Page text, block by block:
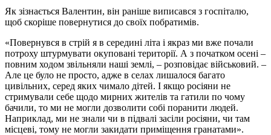
Як зізнається Валентин, він раніше виписався з госпіталю,
щоб скоріше повернутися до своїх побратимів.
«Повернувся в стрій я в середині літа і якраз ми вже почали
потроху штурмувати окуповані території. А з початком осені –
повним ходом звільняли наші землі, – розповідає військовий. –
Але це було не просто, адже в селах лишалося багато
цивільних, серед яких чимало дітей. І якщо росіяни не
стримували себе щодо мирних жителів та гатили по чому
бачили, то ми не могли дозволити собі поранити людей.
Наприклад, ми не знали чи в підвалі засіли росіяни, чи там
місцеві, тому не могли закидати приміщення гранатами».